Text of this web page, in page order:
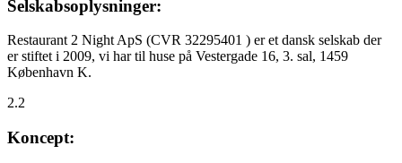
Selskabsoplysninger:
Restaurant 2 Night ApS (CVR 32295401 ) er et dansk selskab der
er stiftet i 2009, vi har til huse på Vestergade 16, 3. sal, 1459
København K.
2.2
Koncept: